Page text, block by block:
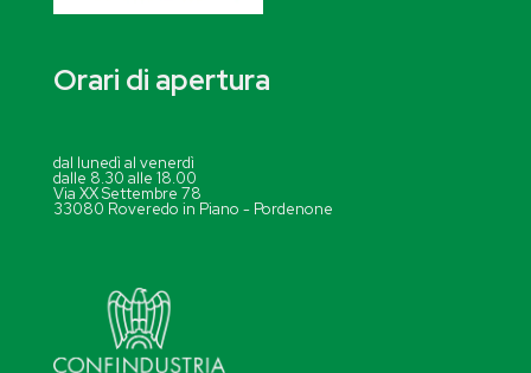
Orari di apertura
dal lunedì al venerdì
dalle 8.30 alle 18.00
Via XX Settembre 78
33080 Roveredo in Piano - Pordenone